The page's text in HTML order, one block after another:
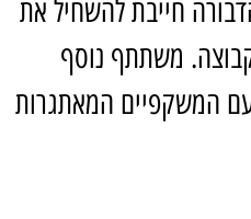
חייבת להשחיל את
משתתף נוסף
עם המשקפיים המאתגרות